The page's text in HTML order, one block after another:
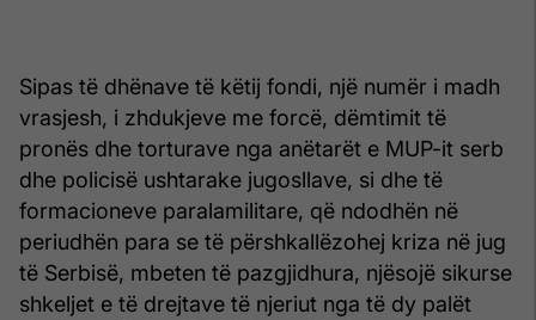
Sipas të dhënave të këtij fondi, një numër i madh
vrasjesh, i zhdukjeve me forcë, dëmtimit të
pronës dhe torturave nga anëtarët e MUP-it serb
dhe policisë ushtarake jugosllave, si dhe të
formacioneve paralamilitare, që ndodhën në
periudhën para se të përshkallëzohej kriza në jug
të Serbisë, mbeten të pazgjidhura, njësojë sikurse
shkeljet e të drejtave të njeriut nga të dy palët